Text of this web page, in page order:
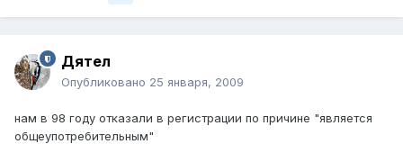
Дятел
Опубликовано 25 января, 2009
нам в 98 году отказали в регистрации по причине "является
общеупотребительным"